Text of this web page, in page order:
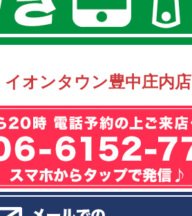
イオンタウン豊中庄内店